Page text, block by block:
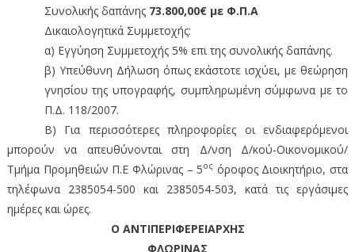
Συνολικής δαπάνης 73.800,00€ με Φ.Π.Α
Δικαιολογητικά Συμμετοχής:
α) Εγγύηση Συμμετοχής 5% επι της συνολικής δαπάνης.
β) Υπεύθυνη Δήλωση όπως εκάστοτε ισχύει, με θεώρηση
γνησίου της υπογραφής, συμπληρωμένη σύμφωνα με το
Π.Δ. 118/2007.
Β) Για περισσότερες πληροφορίες οι ενδιαφερόμενοι
μπορούν να απευθύνονται στη Δ/νση Δ/κού-Οικονομικού/
Τμήμα Προμηθειών Π.Ε Φλώρινας – 5ος όροφος Διοικητήριο, στα
τηλέφωνα 2385054-500 και 2385054-503, κατά τις εργάσιμες
ημέρες και ώρες.
Ο ΑΝΤΙΠΕΡΙΦΕΡΕΙΑΡΧΗΣ
ΦΛΩΡΙΝΑΣ